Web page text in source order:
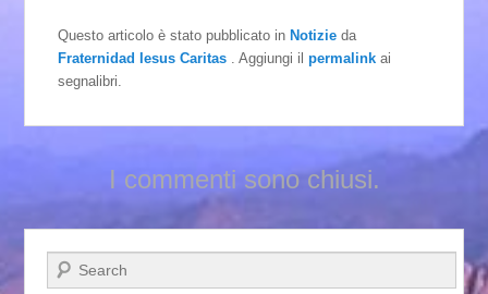
Questo articolo è stato pubblicato inNotizie da
Fraternidad Iesus Caritas
. Aggiungi ilpermalink ai
segnalibri.
I commenti sono chiusi.
Cerca